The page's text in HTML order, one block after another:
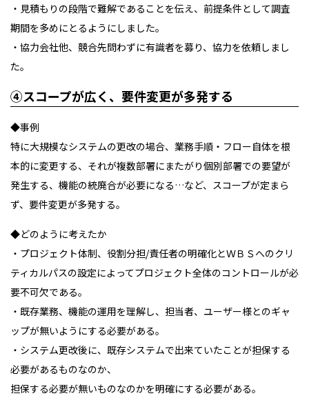
・見積もりの段階で難解であることを伝え、前提条件として調査
期間を多めにとるようにしました。
・協力会社他、競合先問わずに有識者を募り、協力を依頼しまし
た。
④スコープが広く、要件変更が多発する
◆事例
特に大規模なシステムの更改の場合、業務手順・フロー自体を根
本的に変更する、それが複数部署にまたがり個別部署での要望が
発生する、機能の統廃合が必要になる…など、スコープが定まら
ず、要件変更が多発する。
◆どのように考えたか
・プロジェクト体制、役割分担/責任者の明確化とＷＢＳへのクリ
ティカルパスの設定によってプロジェクト全体のコントロールが必
要不可欠である。
・既存業務、機能の運用を理解し、担当者、ユーザー様とのギャ
ップが無いようにする必要がある。
・システム更改後に、既存システムで出来ていたことが担保する
必要があるものなのか、
担保する必要が無いものなのかを明確にする必要がある。